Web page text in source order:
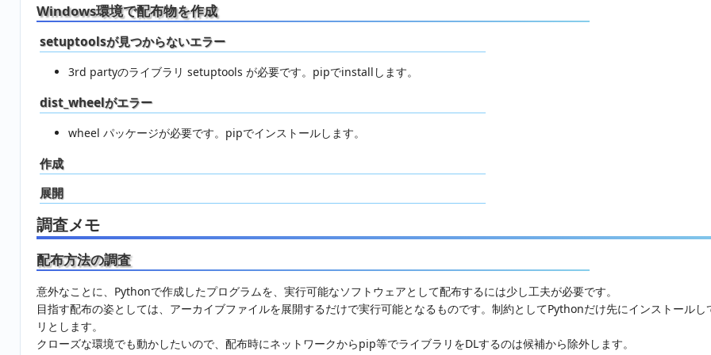
Windows環境で配布物を作成
setuptoolsが見つからないエラー
3rd partyのライブラリ setuptools が必要です。pipでinstallします。
dist_wheelがエラー
wheel パッケージが必要です。pipでインストールします。
作成
展開
調査メモ
配布方法の調査
意外なことに、Pythonで作成したプログラムを、実行可能なソフトウェアとして配布するには少し工夫が必要です。
目指す配布の姿としては、アーカイブファイルを展開するだけで実行可能となるものです。制約としてPythonだけ先にインストールし
リとします。
クローズな環境でも動かしたいので、配布時にネットワークからpip等でライブラリをDLするのは候補から除外します。